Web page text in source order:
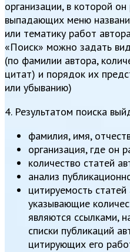
организации, в которой
выпадающих меню
или тематику работ
«Поиск» можно задать
(по фамилии автора,
цитат) и порядок их
или убыванию)
4. Результатом поиска
фамилия, имя,
организация, где он
количество статей
анализ
цитируемость
указывающие
являются ссылками,
списки публикаций
цитирующих его